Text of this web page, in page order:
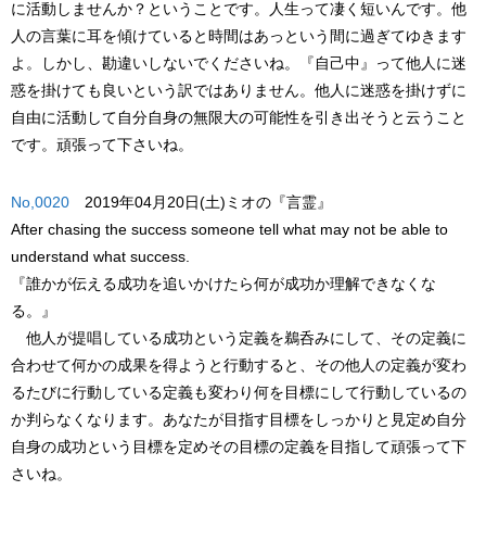
に活動しませんか？ということです。人生って凄く短いんです。他
人の言葉に耳を傾けていると時間はあっという間に過ぎてゆきます
よ。しかし、勘違いしないでくださいね。『自己中』って他人に迷
惑を掛けても良いという訳ではありません。他人に迷惑を掛けずに
自由に活動して自分自身の無限大の可能性を引き出そうと云うこと
です。頑張って下さいね。
No,0020 2019年04月20日(土)ミオの『言霊』
After chasing the success someone tell what may not be able to
understand what success.
『誰かが伝える成功を追いかけたら何が成功か理解できなくな
る。』
他人が提唱している成功という定義を鵜呑みにして、その定義に
合わせて何かの成果を得ようと行動すると、その他人の定義が変わ
るたびに行動している定義も変わり何を目標にして行動しているの
か判らなくなります。あなたが目指す目標をしっかりと見定め自分
自身の成功という目標を定めその目標の定義を目指して頑張って下
さいね。